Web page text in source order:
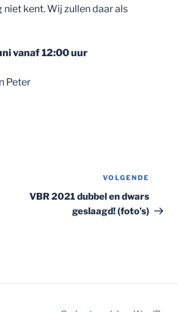
kent. Wij zullen daar als
vanaf 12:00 uur
Peter
bericht
VOLGENDE
VBR 2021 dubbel en dwars
geslaagd! (foto’s)